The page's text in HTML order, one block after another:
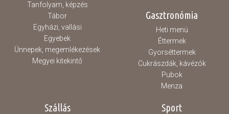
Tanfolyam, képzés
Tábor
Egyházi, vallási
Egyebek
Ünnepek, megemlékezések
Megyei kitekintő
Gasztronómia
Heti menü
Éttermek
Gyorséttermek
Cukrászdák, kávézók
Pubok
Menza
Szállás Sport